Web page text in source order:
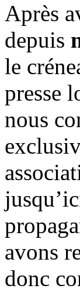
Après
depuis
le
presse
nous
avons
donc